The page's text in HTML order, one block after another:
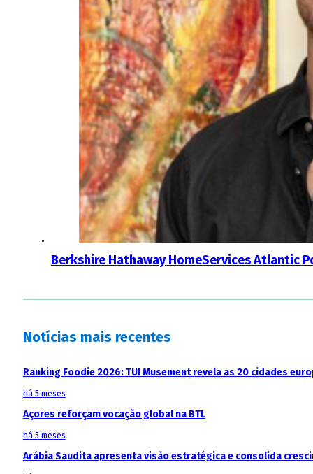
Berkshire Hathaway HomeServices Atlantic
Notícias mais recentes
Ranking Foodie 2026: TUI Musement revela as 20 cidades
há 5 meses
Açores reforçam vocação global na BTL
há 5 meses
Arábia Saudita apresenta visão estratégica e consolida